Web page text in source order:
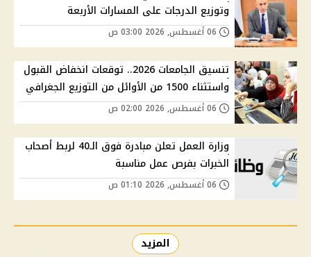
وتوزيع الدرجات على المسارات الأربعة
تنسيق الجامعات 2026.. توقعات انخفاض القبول
واستثناء 1500 من الأوائل من التوزيع الجغرافي
وزارة العمل تعلن مبادرة فوق الـ40 لربط أصحاب
الخبرات بفرص عمل مناسبة
المزيد